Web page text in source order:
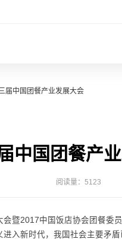
届中国团餐产业发展大会
中国团餐产
阅读量：5123
暨2017中国饭店协会团餐委
入新时代，我国社会主要矛